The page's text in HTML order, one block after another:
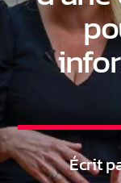
En ce moment
Écrit